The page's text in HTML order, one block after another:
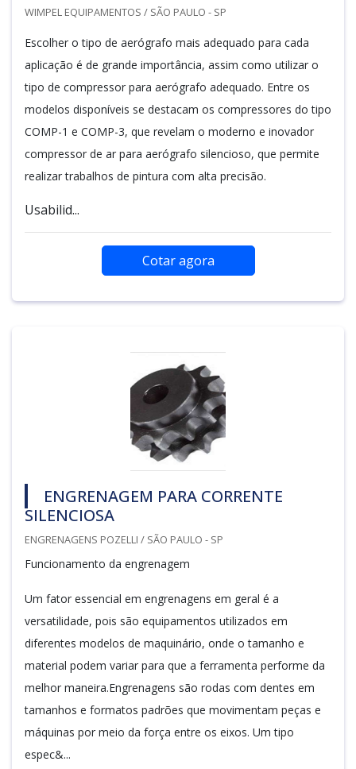
WIMPEL EQUIPAMENTOS / SÃO PAULO - SP
Escolher o tipo de aerógrafo mais adequado para cada
aplicação é de grande importância, assim como utilizar o
tipo de compressor para aerógrafo adequado. Entre os
modelos disponíveis se destacam os compressores do tipo
COMP-1 e COMP-3, que revelam o moderno e inovador
compressor de ar para aerógrafo silencioso, que permite
realizar trabalhos de pintura com alta precisão.
Usabilid...
Cotar agora
ENGRENAGEM PARA CORRENTE
SILENCIOSA
ENGRENAGENS POZELLI / SÃO PAULO - SP
Funcionamento da engrenagem
Um fator essencial em engrenagens em geral é a
versatilidade, pois são equipamentos utilizados em
diferentes modelos de maquinário, onde o tamanho e
material podem variar para que a ferramenta performe da
melhor maneira.Engrenagens são rodas com dentes em
tamanhos e formatos padrões que movimentam peças e
máquinas por meio da força entre os eixos. Um tipo
espec&...